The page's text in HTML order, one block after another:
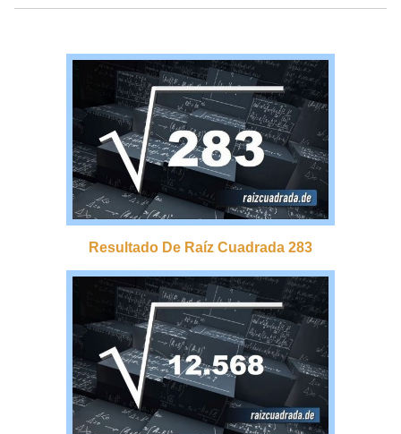
Resultado De Raíz Cuadrada 283